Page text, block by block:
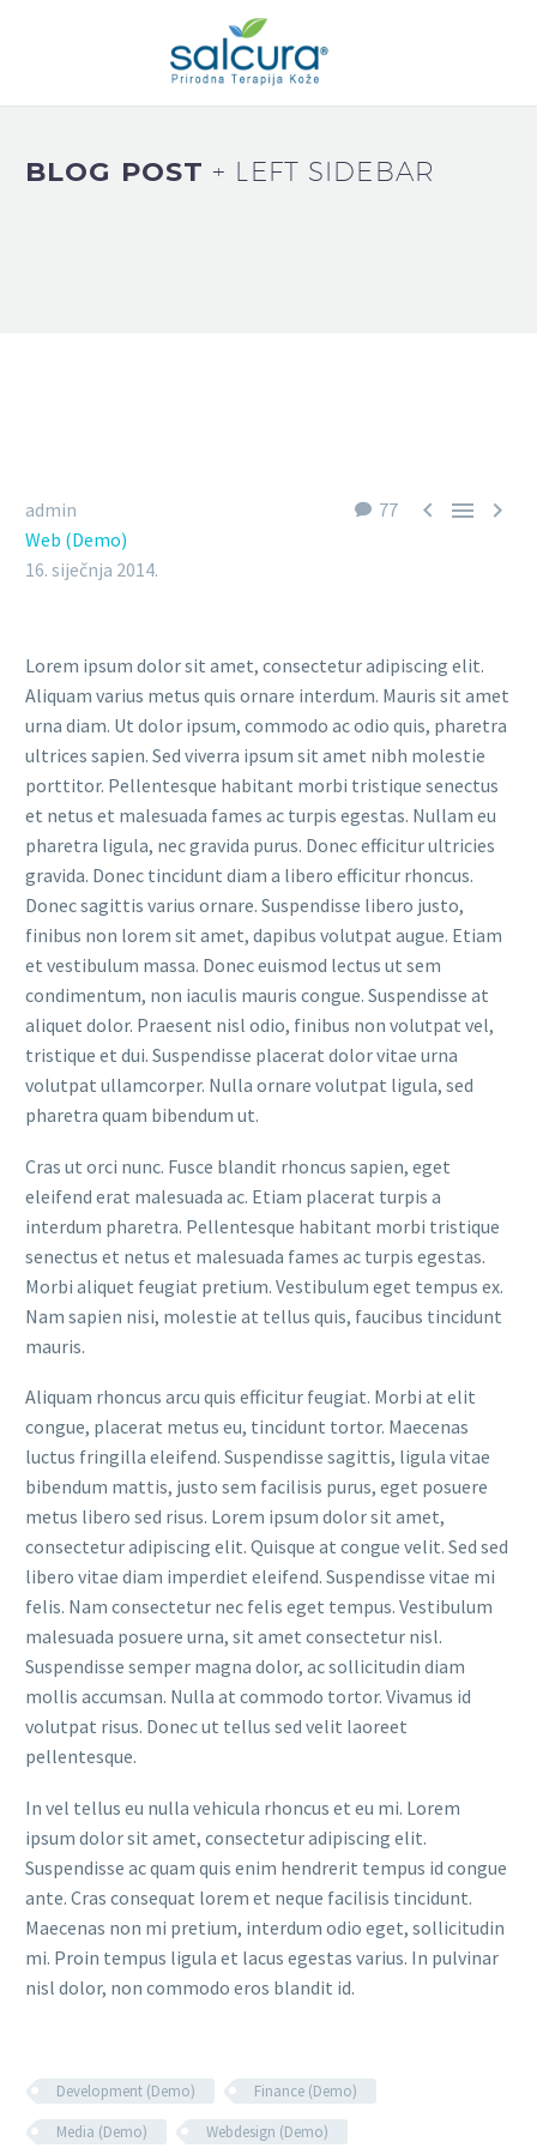
BLOG POST+ LEFT SIDEBAR
77   
admin
Web (Demo)
16. siječnja 2014.
Lorem ipsum dolor sit amet, consectetur adipiscing elit.
Aliquam varius metus quis ornare interdum. Mauris sit amet
urna diam. Ut dolor ipsum, commodo ac odio quis, pharetra
ultrices sapien. Sed viverra ipsum sit amet nibh molestie
porttitor. Pellentesque habitant morbi tristique senectus
et netus et malesuada fames ac turpis egestas. Nullam eu
pharetra ligula, nec gravida purus. Donec efficitur ultricies
gravida. Donec tincidunt diam a libero efficitur rhoncus.
Donec sagittis varius ornare. Suspendisse libero justo,
finibus non lorem sit amet, dapibus volutpat augue. Etiam
et vestibulum massa. Donec euismod lectus ut sem
condimentum, non iaculis mauris congue. Suspendisse at
aliquet dolor. Praesent nisl odio, finibus non volutpat vel,
tristique et dui. Suspendisse placerat dolor vitae urna
volutpat ullamcorper. Nulla ornare volutpat ligula, sed
pharetra quam bibendum ut.
Cras ut orci nunc. Fusce blandit rhoncus sapien, eget
eleifend erat malesuada ac. Etiam placerat turpis a
interdum pharetra. Pellentesque habitant morbi tristique
senectus et netus et malesuada fames ac turpis egestas.
Morbi aliquet feugiat pretium. Vestibulum eget tempus ex.
Nam sapien nisi, molestie at tellus quis, faucibus tincidunt
mauris.
Aliquam rhoncus arcu quis efficitur feugiat. Morbi at elit
congue, placerat metus eu, tincidunt tortor. Maecenas
luctus fringilla eleifend. Suspendisse sagittis, ligula vitae
bibendum mattis, justo sem facilisis purus, eget posuere
metus libero sed risus. Lorem ipsum dolor sit amet,
consectetur adipiscing elit. Quisque at congue velit. Sed sed
libero vitae diam imperdiet eleifend. Suspendisse vitae mi
felis. Nam consectetur nec felis eget tempus. Vestibulum
malesuada posuere urna, sit amet consectetur nisl.
Suspendisse semper magna dolor, ac sollicitudin diam
mollis accumsan. Nulla at commodo tortor. Vivamus id
volutpat risus. Donec ut tellus sed velit laoreet
pellentesque.
In vel tellus eu nulla vehicula rhoncus et eu mi. Lorem
ipsum dolor sit amet, consectetur adipiscing elit.
Suspendisse ac quam quis enim hendrerit tempus id congue
ante. Cras consequat lorem et neque facilisis tincidunt.
Maecenas non mi pretium, interdum odio eget, sollicitudin
mi. Proin tempus ligula et lacus egestas varius. In pulvinar
nisl dolor, non commodo eros blandit id.
Development (Demo)
Finance (Demo)
Media (Demo)
Webdesign (Demo)